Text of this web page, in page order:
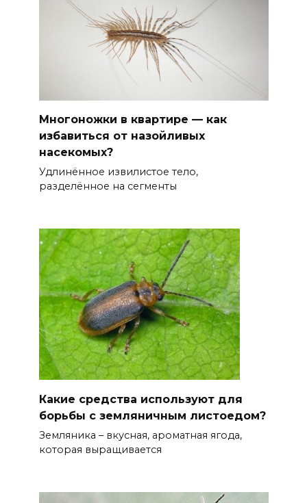
Многоножки в квартире — как
избавиться от назойливых
насекомых?
Удлинённое извилистое тело,
разделённое на сегменты
Какие средства используют для
борьбы с земляничным листоедом?
Земляника – вкусная, ароматная ягода,
которая выращивается